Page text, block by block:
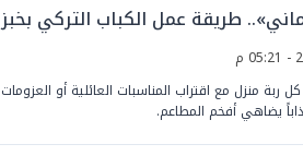
طريقة عمل الكباب التركي بخبز
ربة منزل مع اقتراب المناسبات العائلية أو
يضاهي أفخم المطاعم.